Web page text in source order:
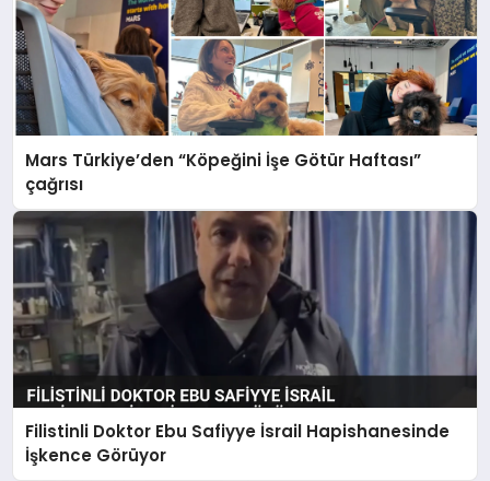
Mars Türkiye’den “Köpeğini İşe Götür Haftası”
çağrısı
Filistinli Doktor Ebu Safiyye İsrail Hapishanesinde
İşkence Görüyor